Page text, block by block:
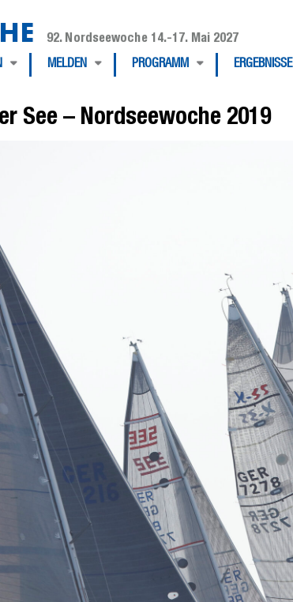
92. Nordseewoche 14.-17. Mai 2027
MELDEN PROGRAMM ERGEBNISSE
See – Nordseewoche 2019